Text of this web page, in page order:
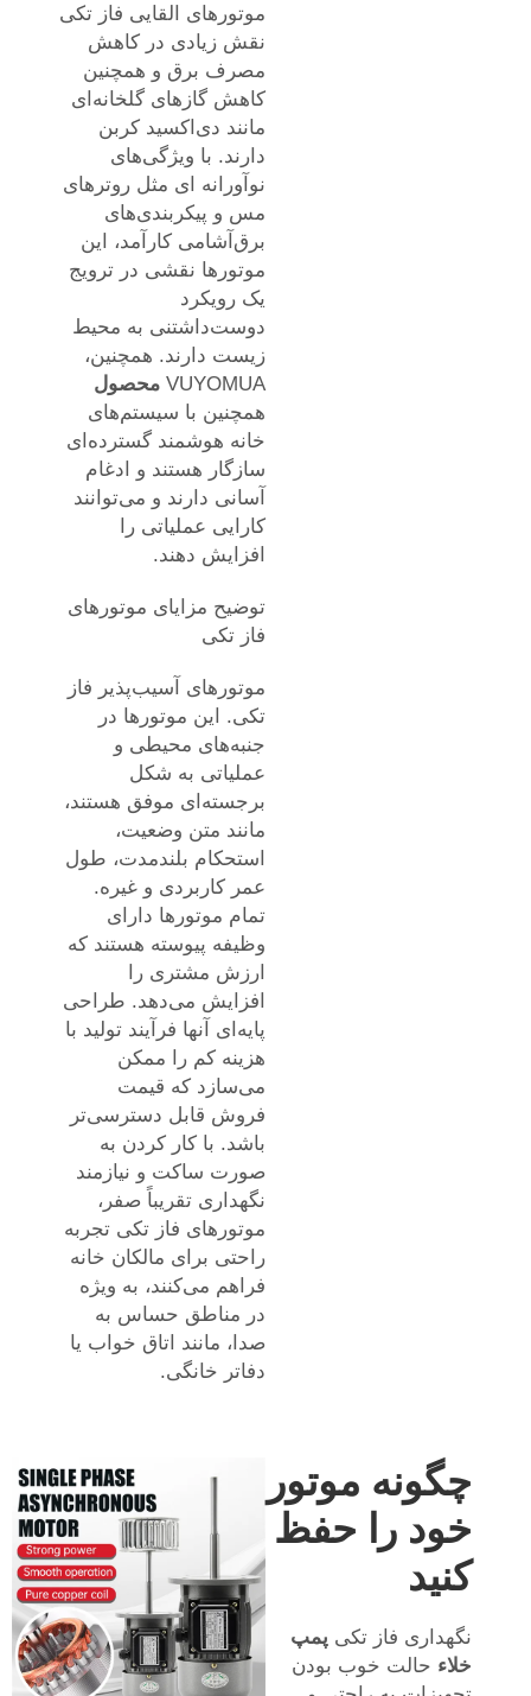
موتورهای القایی فاز تکی
نقش زیادی در کاهش
مصرف برق و همچنین
کاهش گازهای گلخانه‌ای
مانند دی‌اکسید کربن
دارند. با ویژگی‌های
نوآورانه ای مثل روترهای
مس و پیکربندی‌های
برق‌آشامی کارآمد، این
موتورها نقشی در ترویج
یک رویکرد
دوست‌داشتنی به محیط
زیست دارند. همچنین،
VUYOMUA محصول
همچنین با سیستم‌های
خانه هوشمند گسترده‌ای
سازگار هستند و ادغام
آسانی دارند و می‌توانند
کارایی عملیاتی را
افزایش دهند.
توضیح مزایای موتورهای
فاز تکی
موتورهای آسیب‌پذیر فاز
تکی. این موتورها در
جنبه‌های محیطی و
عملیاتی به شکل
برجسته‌ای موفق هستند،
مانند متن وضعیت،
استحکام بلندمدت، طول
عمر کاربردی و غیره.
تمام موتورها دارای
وظیفه پیوسته هستند که
ارزش مشتری را
افزایش می‌دهد. طراحی
پایه‌ای آنها فرآیند تولید با
هزینه کم را ممکن
می‌سازد که قیمت
فروش قابل دسترسی‌تر
باشد. با کار کردن به
صورت ساکت و نیازمند
نگهداری تقریباً صفر،
موتورهای فاز تکی تجربه
راحتی برای مالکان خانه
فراهم می‌کنند، به ویژه
در مناطق حساس به
صدا، مانند اتاق خواب یا
دفاتر خانگی.
چگونه موتور
خود را حفظ
کنید
نگهداری فاز تکی پمپ
خلاء حالت خوب بودن